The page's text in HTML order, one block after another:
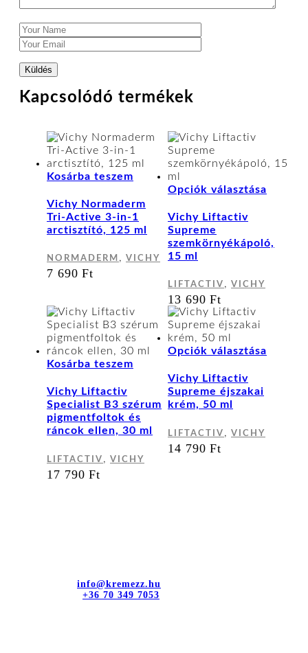
Kapcsolódó termékek
Kosárba teszem
Vichy Normaderm
Tri-Active 3-in-1
arctisztító, 125 ml
NORMADERM , VICHY
7 690Ft
Opciók választása
Vichy Liftactiv
Supreme
szemkörnyékápoló,
15 ml
LIFTACTIV , VICHY
13 690Ft
Kosárba teszem
Vichy Liftactiv
Specialist B3 szérum
pigmentfoltok és
ráncok ellen, 30 ml
LIFTACTIV , VICHY
17 790Ft
Opciók választása
Vichy Liftactiv
Supreme éjszakai
krém, 50 ml
LIFTACTIV , VICHY
14 790Ft
info@kremezz.hu
+36 70 349 7053